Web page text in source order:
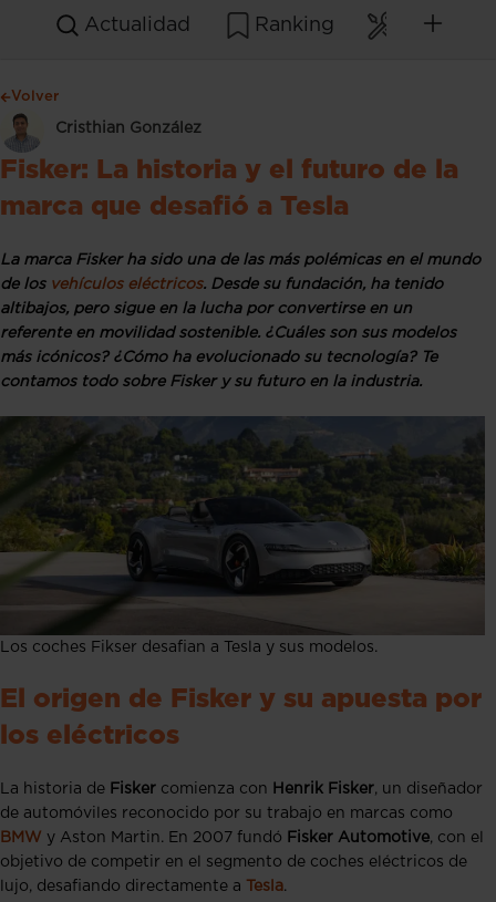
Actualidad Ranking
Volver
Cristhian González
Fisker: La historia y el futuro de la
marca que desafió a Tesla
La marca Fisker ha sido una de las más polémicas en el mundo
de los vehículos eléctricos. Desde su fundación, ha tenido
altibajos, pero sigue en la lucha por convertirse en un
referente en movilidad sostenible. ¿Cuáles son sus modelos
más icónicos? ¿Cómo ha evolucionado su tecnología? Te
contamos todo sobre Fisker y su futuro en la industria.
Los coches Fikser desafian a Tesla y sus modelos.
El origen de Fisker y su apuesta por
los eléctricos
La historia de Fisker comienza con Henrik Fisker, un diseñador
de automóviles reconocido por su trabajo en marcas como
BMW y Aston Martin. En 2007 fundó Fisker Automotive, con el
objetivo de competir en el segmento de coches eléctricos de
lujo, desafiando directamente a
Tesla.